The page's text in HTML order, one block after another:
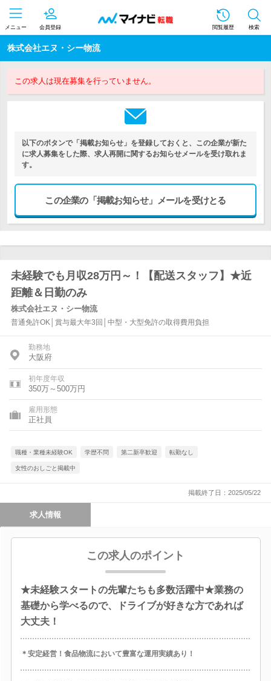
メニュー 会員登録 閲覧履歴 検索
株式会社エヌ・シー物流
この求人は現在募集を行っていません。
以下のボタンで「掲載お知らせ」を登録しておくと、この企業が新た
に求人募集をした際、求人再開に関するお知らせメールを受け取れま
す。
この企業の「掲載お知らせ」メールを受けとる
未経験でも月収28万円～！【配送スタッフ】★近
距離＆日勤のみ
株式会社エヌ・シー物流
普通免許OK│賞与最大年3回│中型・大型免許の取得費用負担
勤務地
大阪府
初年度年収
350万～500万円
雇用形態
正社員
職種・業種未経験OK 学歴不問 第二新卒歓迎 転勤なし
女性のおしごと掲載中
掲載終了日：2025/05/22
求人情報
この求人のポイント
★未経験スタートの先輩たちも多数活躍中★業務の
基礎から学べるので、ドライブが好きな方であれば
大丈夫！
＊安定経営！食品物流において豊富な運用実績あり！